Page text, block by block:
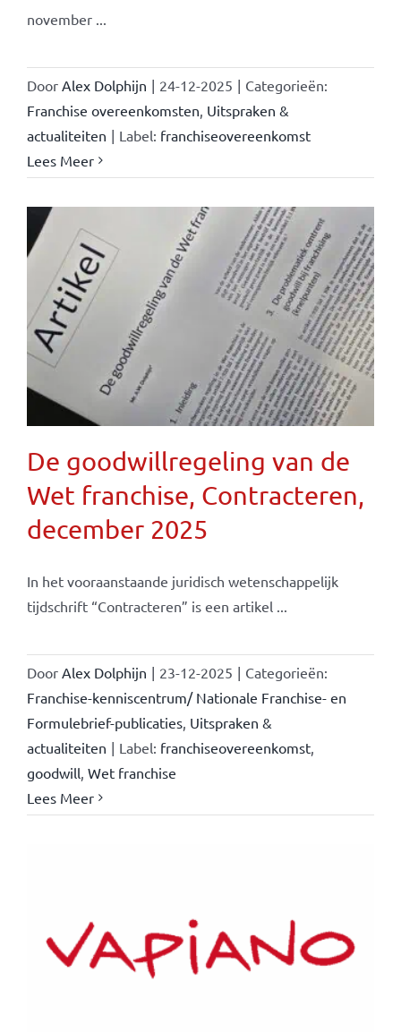
november ...
Door Alex Dolphijn | 24-12-2025 | Categorieën:
Franchise overeenkomsten Uitspraken &
actualiteiten | Label: franchiseovereenkomst
Lees Meer
De goodwillregeling van de
Wet franchise, Contracteren,
december 2025
In het vooraanstaande juridisch wetenschappelijk
tijdschrift “Contracteren” is een artikel ...
Door Alex Dolphijn | 23-12-2025 | Categorieën:
Franchise-kenniscentrum/ Nationale Franchise- en
Formulebrief-publicaties, Uitspraken &
actualiteiten | Label: franchiseovereenkomst,
goodwill Wet franchise
Lees Meer